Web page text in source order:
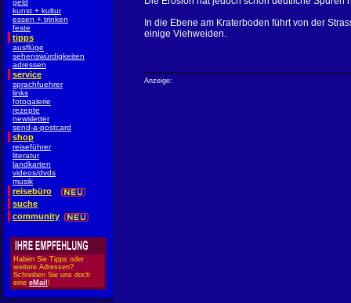
geld
kunst + kultur
essen + trinken
feste
tipps
ausflüge
sehenswürdigkeiten
adressen
service
sprachfuehrer
links
fotogalerie
rezepte
newsletter
send-a-postcard
shop
reiseführer
literatur
landkarten
videos/dvds
musik
reisebüro
suche
community
Haben Sie Tipps oder
weitere Adressen?
Schreiben Sie uns doch
eine eMail !
In die Ebene am Kraterboden führt von der
einige Viehweiden.
Anzeige: